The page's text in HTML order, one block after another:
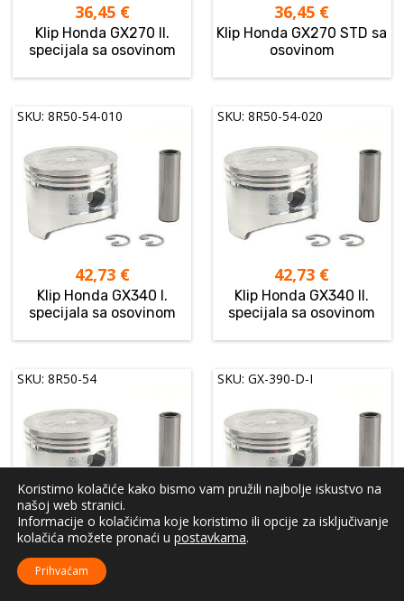
36,45 €
Klip Honda GX270 II.
specijala sa osovinom
36,45 €
Klip Honda GX270 STD sa
osovinom
SKU: 8R50-54-010
42,73 €
Klip Honda GX340 I.
specijala sa osovinom
SKU: 8R50-54-020
42,73 €
Klip Honda GX340 II.
specijala sa osovinom
SKU: 8R50-54
42,73€
Klip Honda GX340 STD sa
osovinom
SKU: GX-390-D-I
Koristimo kolačiće kako bismo vam pružili najbolje iskustvo na
našoj web stranici.
Informacije o kolačićima koje koristimo ili opcije za isključivanje
kolačića možete pronaći u postavkama.
Prihvaćam